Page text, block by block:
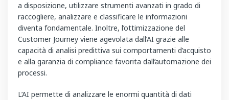
a disposizione, utilizzare strumenti avanzati in grado di
raccogliere, analizzare e classificare le informazioni
diventa fondamentale. Inoltre, l’ottimizzazione del
Customer Journey viene agevolata dall’AI grazie alle
capacità di analisi predittiva sui comportamenti d’acquisto
e alla garanzia di compliance favorita dall’automazione dei
processi.
L’AI permette di analizzare le enormi quantità di dati